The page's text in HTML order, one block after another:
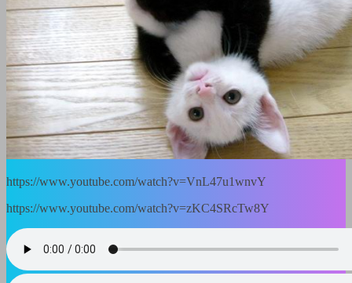
https://www.youtube.com/watch?v=VnL47u1wnvY
https://www.youtube.com/watch?v=zKC4SRcTw8Y